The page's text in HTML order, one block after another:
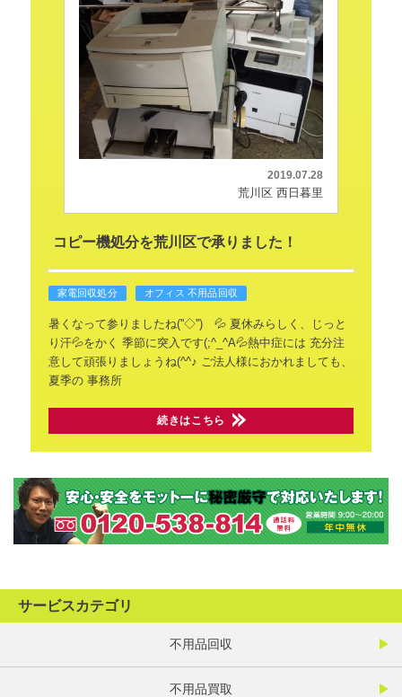
2019.07.28
荒川区 西日暮里
コピー機処分を荒川区で承りました！
家電回収処分 オフィス 不用品回収
暑くなって参りましたね(''◇'')ゞ💦夏休みらしく、じっと
り汗💦をかく 季節に突入です(;^_^A💦熱中症には 充分注
意して頑張りましょうね(^^♪ ご法人様におかれましても、
夏季の事務所
続きはこちら
サービスカテゴリ
不用品回収
不用品買取